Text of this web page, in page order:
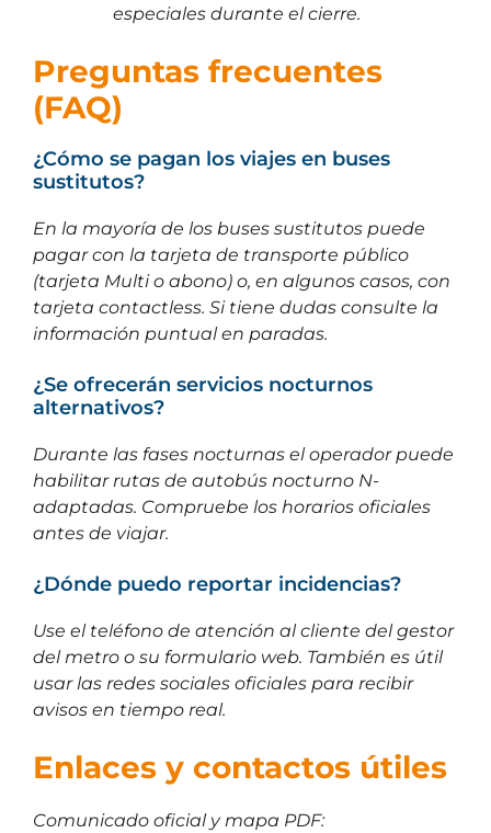
especiales durante el cierre.
Preguntas frecuentes
(FAQ)
¿Cómo se pagan los viajes en buses
sustitutos?
En la mayoría de los buses sustitutos puede
pagar con la tarjeta de transporte público
(tarjeta Multi o abono) o, en algunos casos, con
tarjeta contactless. Si tiene dudas consulte la
información puntual en paradas.
¿Se ofrecerán servicios nocturnos
alternativos?
Durante las fases nocturnas el operador puede
habilitar rutas de autobús nocturno N-
adaptadas. Compruebe los horarios oficiales
antes de viajar.
¿Dónde puedo reportar incidencias?
Use el teléfono de atención al cliente del gestor
del metro o su formulario web. También es útil
usar las redes sociales oficiales para recibir
avisos en tiempo real.
Enlaces y contactos útiles
Comunicado oficial y mapa PDF: